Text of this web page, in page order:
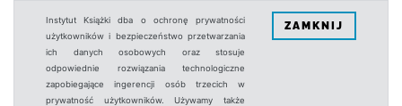
Instytut Książki dba o ochronę prywatności
użytkowników i bezpieczeństwo przetwarzania
ich danych osobowych oraz stosuje
odpowiednie rozwiązania technologiczne
zapobiegające ingerencji osób trzecich w
prywatność użytkowników. Używamy także
ZAMKNIJ